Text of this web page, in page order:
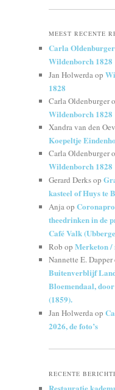
MEEST RECENTE
Carla Oldenburger
Wildenborch 1828
Jan Holwerdaop
1828
Carla Oldenburger
Wildenborch 1828
Xandra van den
Koepeltje
Carla Oldenburger
Wildenborch 1828
Gerard Derksop
kasteel of Huys te
Anjaop
theedrinken in de
Café Valk
Rob op Merketon /
Nannette E. Dapper
Buitenverblijf
Bloemendaal,
(1859).
Jan Holwerdaop
2026, de foto’s
RECENTE